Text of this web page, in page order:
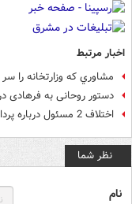
اخبار مرتبط
مشاوري که وزارتخانه را
دستور روحانی به فرهادی
اختلاف 2 مسئول درباره پرداخت ارز معلمان
نظر شما
نام